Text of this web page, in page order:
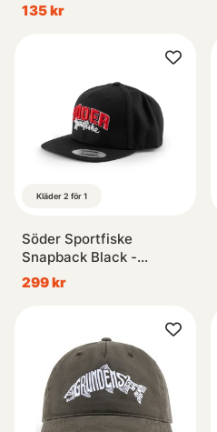
135 kr
Kläder 2 för 1
Söder Sportfiske
Snapback Black -
Original Logo
299 kr